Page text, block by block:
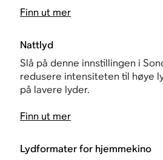
Finn ut mer
Nattlyd
Slå på denne innstillingen i
redusere intensiteten til høye
på lavere lyder.
Finn ut mer
Lydformater for hjemmekino